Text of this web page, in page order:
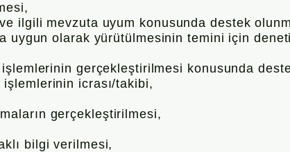
ilgili mevzuta uyum konusunda destek
uygun olarak yürütülmesinin temini için
gerçekleştirilmesi konusunda
icrası/takibi,
gerçekleştirilmesi,
bilgi verilmesi,